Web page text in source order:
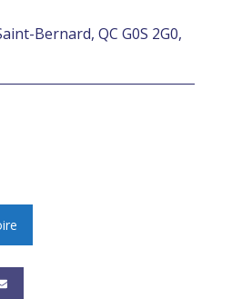
Bernard, QC G0S 2G0,